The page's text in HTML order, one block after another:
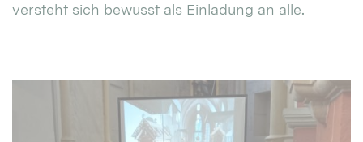
versteht sich bewusst als Einladung an alle.